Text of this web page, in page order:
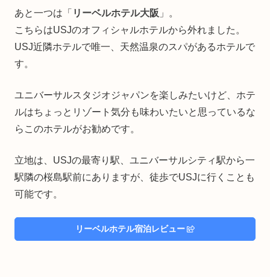
あと一つは「 リーベルホテル大阪 」。
こちらはUSJのオフィシャルホテルから外れました。
USJ近隣ホテルで唯一、天然温泉のスパがあるホテルで
す。
ユニバーサルスタジオジャパンを楽しみたいけど、ホテ
ルはちょっとリゾート気分も味わいたいと思っているな
らこのホテルがお勧めです。
立地は、USJの最寄り駅、ユニバーサルシティ駅から一
駅隣の桜島駅前にありますが、徒歩でUSJに行くことも
可能です。
リーベルホテル宿泊レビュー